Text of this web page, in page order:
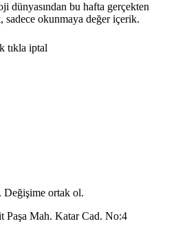
dünyasından bu hafta gerçekten
okunmaya değer içerik.
tıkla iptal
Değişime ortak ol.
Paşa Mah. Katar Cad. No:4